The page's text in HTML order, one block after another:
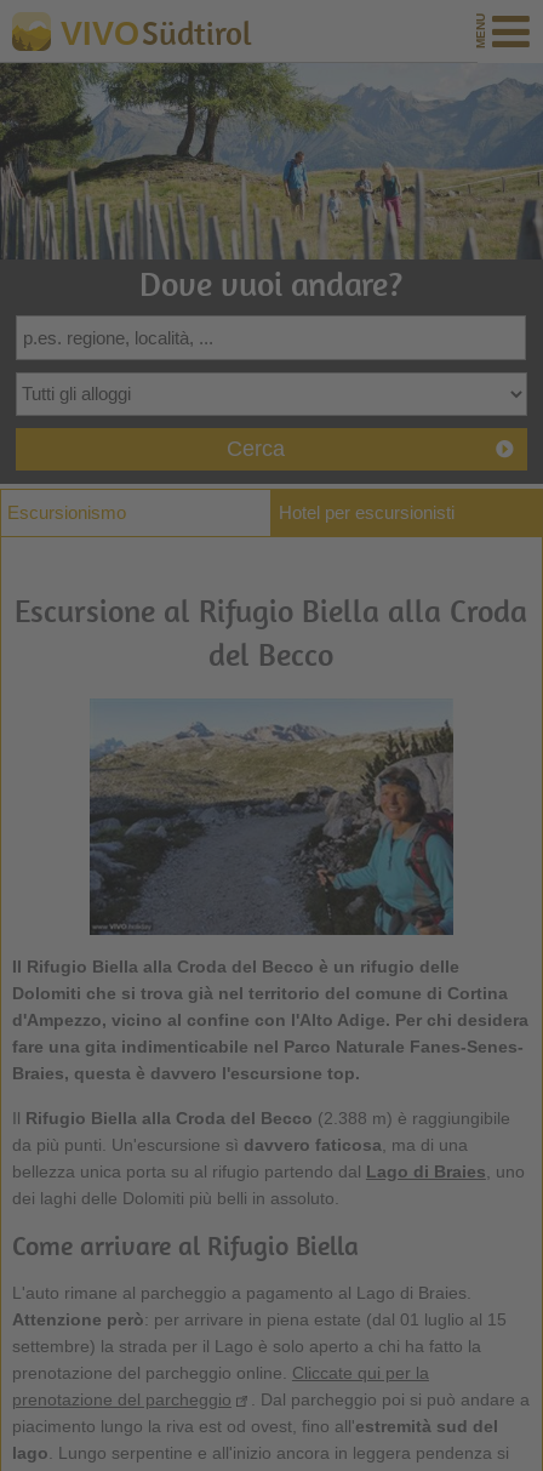
VIVOSüdtirol
Dove vuoi andare?
Cerca
Escursionismo Hotel per escursionisti
Escursione al Rifugio Biella alla Croda
del Becco
Il Rifugio Biella alla Croda del Becco è un rifugio delle
Dolomiti che si trova già nel territorio del comune di Cortina
d'Ampezzo, vicino al confine con l'Alto Adige. Per chi desidera
fare una gita indimenticabile nel Parco Naturale Fanes-Senes-
Braies, questa è davvero l'escursione top.
Il Rifugio Biella alla Croda del Becco (2.388 m) è raggiungibile
da più punti. Un'escursione sì davvero faticosa , ma di una
bellezza unica porta su al rifugio partendo dal Lago di Braies , uno
dei laghi delle Dolomiti più belli in assoluto.
Come arrivare al Rifugio Biella
L'auto rimane al parcheggio a pagamento al Lago di Braies.
Attenzione però: per arrivare in piena estate (dal 01 luglio al 15
settembre) la strada per il Lago è solo aperto a chi ha fatto la
prenotazione del parcheggio online. Cliccate qui per la
prenotazione del parcheggio
. Dal parcheggio poi si può andare a
piacimento lungo la riva est od ovest, fino all'estremità sud del
lago . Lungo serpentine e all'inizio ancora in leggera pendenza si